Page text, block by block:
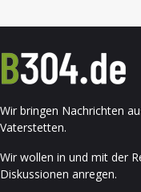
Wir bringen Nachrichten
Vaterstetten.
Wir wollen in und mit der
Diskussionen anregen.